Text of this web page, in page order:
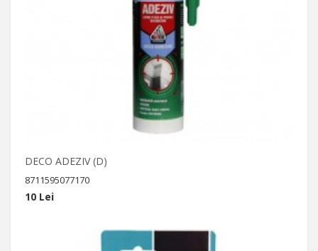
DECO ADEZIV (D)
8711595077170
10 Lei